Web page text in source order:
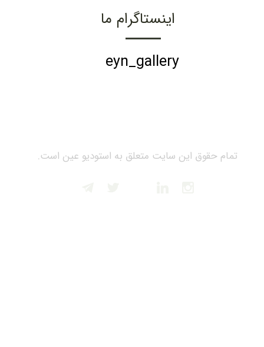
تمام حقوق این سایت متعلق به استودیو عین است.
اینستاگرام ما
eyn_gallery